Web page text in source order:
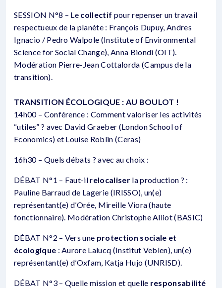
SESSION N°8 – Le collectif pour repenser un travail
respectueux de la planète : François Dupuy, Andres
Ignacio / Pedro Walpole (Institute of Environmental
Science for Social Change), Anna Biondi (OIT).
Modération Pierre-Jean Cottalorda (Campus de la
transition).
TRANSITION ÉCOLOGIQUE : AU BOULOT !
14h00 – Conférence : Comment valoriser les activités
“utiles” ? avec David Graeber (London School of
Economics) et Louise Roblin (Ceras)
16h30 – Quels débats ? avec au choix :
DÉBAT N°1 – Faut-il relocaliser la production ? :
Pauline Barraud de Lagerie (IRISSO), un(e)
représentant(e) d’Orée, Mireille Viora (haute
fonctionnaire). Modération Christophe Alliot (BASIC)
DÉBAT N°2 – Vers une protection sociale et
écologique : Aurore Lalucq (Institut Veblen), un(e)
représentant(e) d’Oxfam, Katja Hujo (UNRISD).
DÉBAT N°3 – Quelle mission et quelle responsabilité